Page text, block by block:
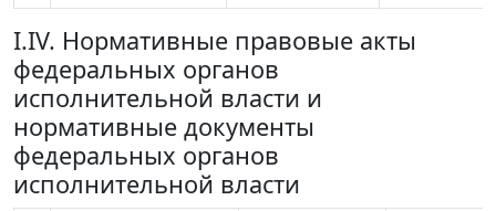
I.IV. Нормативные правовые акты
федеральных органов
исполнительной власти и
нормативные документы
федеральных органов
исполнительной власти